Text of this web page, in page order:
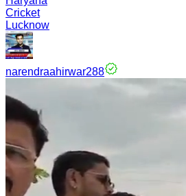
Cricket
Lucknow
narendraahirwar288